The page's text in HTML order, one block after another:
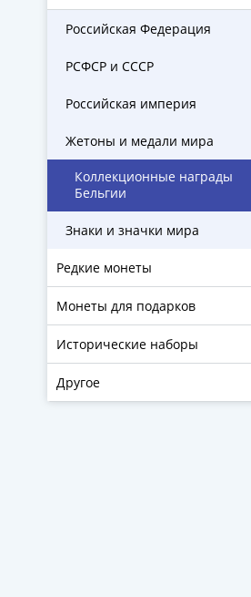
Российская Федерация
РСФСР и СССР
Российская империя
Жетоны и медали мира
Коллекционные награды
Бельгии
Знаки и значки мира
Редкие монеты
Монеты для подарков
Исторические наборы
Другое